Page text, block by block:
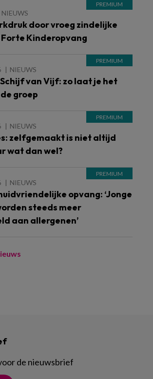
NIEUWS
door vroeg zindelijke
Kinderopvang
NIEUWS
van Vijf: zo laat je het
groep
NIEUWS
zelfgemaakt is niet altijd
wat dan wel?
NIEUWS
opvang: ‘Jonge
steeds meer
aan allergenen’
de nieuwsbrief